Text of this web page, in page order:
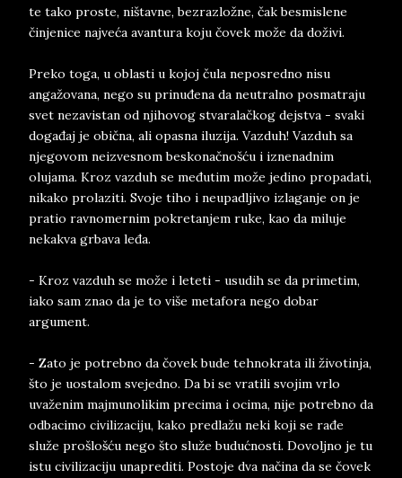
te tako proste, ništavne, bezrazložne, čak besmislene
činjenice najveća avantura koju čovek može da doživi.
Preko toga, u oblasti u kojoj čula neposredno nisu
angažovana, nego su prinuđena da neutralno posmatraju
svet nezavistan od njihovog stvaralačkog dejstva - svaki
događaj je obična, ali opasna iluzija. Vazduh! Vazduh sa
njegovom neizvesnom beskonačnošću i iznenadnim
olujama. Kroz vazduh se međutim može jedino propadati,
nikako prolaziti. Svoje tiho i neupadljivo izlaganje on je
pratio ravnomernim pokretanjem ruke, kao da miluje
nekakva grbava leđa.
- Kroz vazduh se može i leteti - usudih se da primetim,
iako sam znao da je to više metafora nego dobar
argument.
- Zato je potrebno da čovek bude tehnokrata ili životinja,
što je uostalom svejedno. Da bi se vratili svojim vrlo
uvaženim majmunolikim precima i ocima, nije potrebno da
odbacimo civilizaciju, kako predlažu neki koji se rađe
služe prošlošću nego što služe budućnosti. Dovoljno je tu
istu civilizaciju unaprediti. Postoje dva načina da se čovek